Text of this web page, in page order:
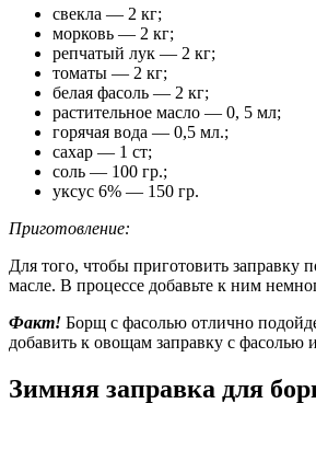
свекла — 2 кг;
морковь — 2 кг;
репчатый лук — 2 кг;
томаты — 2 кг;
белая фасоль — 2 кг;
растительное масло — 0, 5 мл;
горячая вода — 0,5 мл.;
сахар — 1 ст;
соль — 100 гр.;
уксус 6% — 150 гр.
Приготовление:
Для того, чтобы приготовить заправку
масле. В процессе добавьте к ним
Факт! Борщ с фасолью отлично
добавить к овощам заправку с
Зимняя заправка для